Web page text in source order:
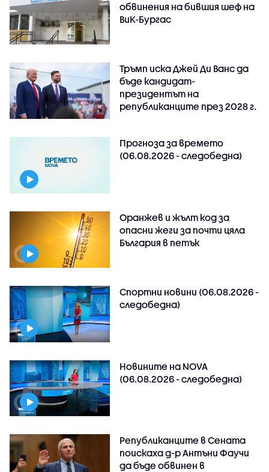
обвинения на бившия шеф на
ВиК-Бургас
Тръмп иска Джей Ди Ванс да
бъде кандидат-
президентът на
републиканците през 2028 г.
Прогноза за времето
(06.08.2026 - следобедна)
Оранжев и жълт код за
опасни жеги за почти цяла
България в петък
Спортни новини (06.08.2026 -
следобедна)
Новините на NOVA
(06.08.2026 - следобедна)
Републиканците в Сената
поискаха д-р Антъни Фаучи
да бъде обвинен в